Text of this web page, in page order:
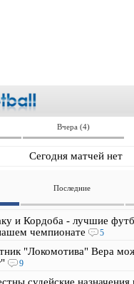
Вчера (4)
Сегодня матчей нет
Последние
и Кордоба - лучшие
чемпионате
5
"Локомотива" Вера
9